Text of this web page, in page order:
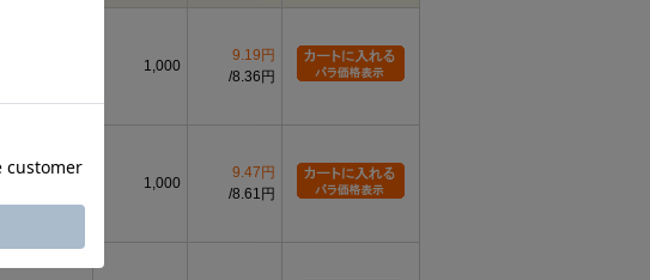
1,000
9.19円
8.36円
1,000
9.47円
8.61円